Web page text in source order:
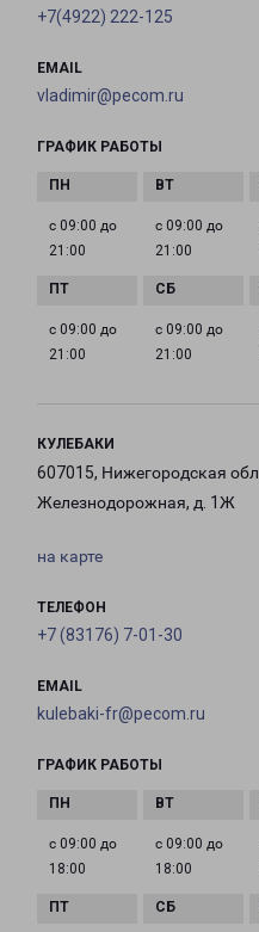
+7(4922) 222-125
EMAIL
vladimir@pecom.ru
ГРАФИК РАБОТЫ
с 09:00 до
21:00
с 09:00 до
21:00
с 09:00 до
21:00
с 09:00 до
21:00
КУЛЕБАКИ
607015, Нижегородская
Железнодорожная, д. 1Ж
на карте
ТЕЛЕФОН
+7 (83176) 7-01-30
EMAIL
kulebaki-fr@pecom.ru
ГРАФИК РАБОТЫ
с 09:00 до
18:00
с 09:00 до
18:00